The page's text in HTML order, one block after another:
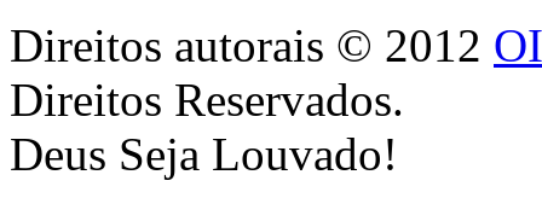
Direitos autorais © 2012
Direitos Reservados.
Deus Seja Louvado!